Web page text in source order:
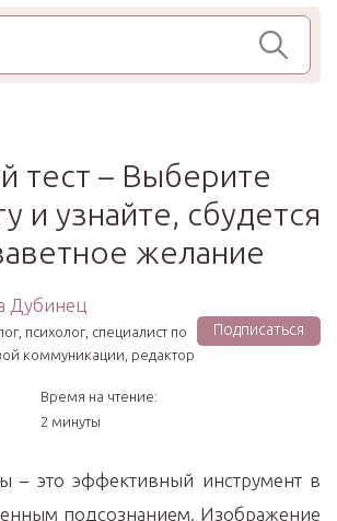
сайту
тест – Выберите
и узнайте, сбудется
желание
Дубинец
психолог, специалист по
коммуникации, редактор
Подписаться
Время на чтение:
2 минуты
– это эффективный инструмент в
подсознанием. Изображение